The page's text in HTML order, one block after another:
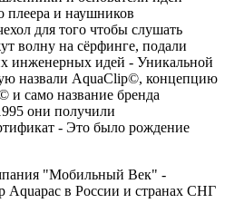
плеера и наушников
для того чтобы слушать
волну на сёрфинге, подали
инженерных идей - Уникальной
назвали AquaClip©, концепцию
и само название бренда
они получили
- Это было рождение
"Мобильный Век" -
Aquapac в России и странах СНГ